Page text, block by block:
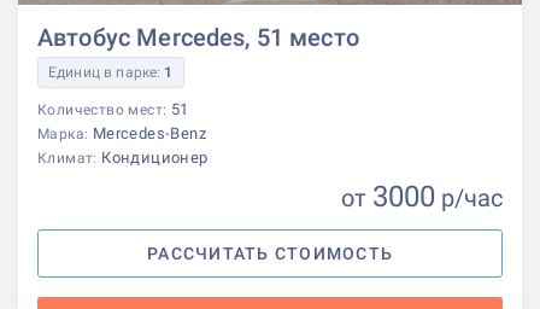
Автобус Mercedes, 51 место
Единиц в парке: 1
Количество мест: 51
Марка: Mercedes-Benz
Климат: Кондиционер
от 3000 р/час
РАССЧИТАТЬ СТОИМОСТЬ